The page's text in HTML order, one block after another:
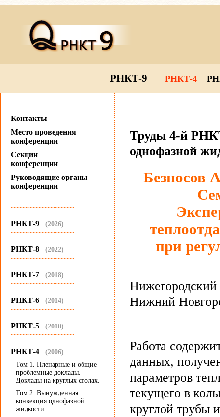
РНКТ-9 РНКТ-4
Контакты
Место проведения
конференции
Секции
конференции
Руководящие органы
конференции
...........................................
РНКТ-9 (2026)
...........................................
РНКТ-8 (2022)
...........................................
РНКТ-7 (2018)
...........................................
РНКТ-6 (2014)
...........................................
РНКТ-5 (2010)
...........................................
РНКТ-4 (2006)
Том 1. Пленарные и общие
проблемные доклады.
Доклады на круглых столах.
Том 2. Вынужденная
конвекция однофазной
жидкости
Труды 4-й
однофазной
Безносов
при
Нижегородский
Нижний
Работа
данных,
параметров
текущего в
круглой трубы